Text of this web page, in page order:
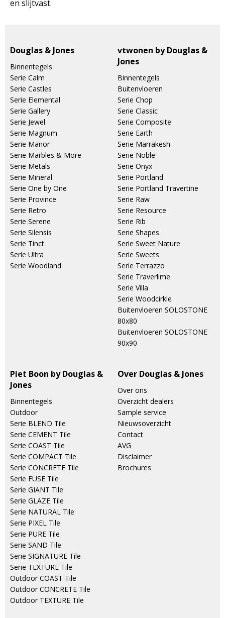
en slijtvast.
Douglas & Jones
Binnentegels
Serie Calm
Serie Castles
Serie Elemental
Serie Gallery
Serie Jewel
Serie Magnum
Serie Manor
Serie Marbles & More
Serie Metals
Serie Mineral
Serie One by One
Serie Province
Serie Retro
Serie Serene
Serie Silensis
Serie Tinct
Serie Ultra
Serie Woodland
vtwonen by Douglas &
Jones
Binnentegels
Buitenvloeren
Serie Chop
Serie Classic
Serie Composite
Serie Earth
Serie Marrakesh
Serie Noble
Serie Onyx
Serie Portland
Serie Portland Travertine
Serie Raw
Serie Resource
Serie Rib
Serie Shapes
Serie Sweet Nature
Serie Sweets
Serie Terrazzo
Serie Traverlime
Serie Villa
Serie Woodcirkle
Buitenvloeren SOLOSTONE
80x80
Buitenvloeren SOLOSTONE
90x90
Piet Boon by Douglas &
Jones
Binnentegels
Outdoor
Serie BLEND Tile
Serie CEMENT Tile
Serie COAST Tile
Serie COMPACT Tile
Serie CONCRETE Tile
Serie FUSE Tile
Serie GIANT Tile
Serie GLAZE Tile
Serie NATURAL Tile
Serie PIXEL Tile
Serie PURE Tile
Serie SAND Tile
Serie SIGNATURE Tile
Serie TEXTURE Tile
Outdoor COAST Tile
Outdoor CONCRETE Tile
Outdoor TEXTURE Tile
Over Douglas & Jones
Over ons
Overzicht dealers
Sample service
Nieuwsoverzicht
Contact
AVG
Disclaimer
Brochures